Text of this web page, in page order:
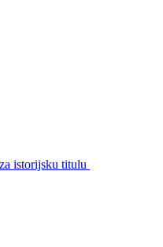
istorijsku titulu